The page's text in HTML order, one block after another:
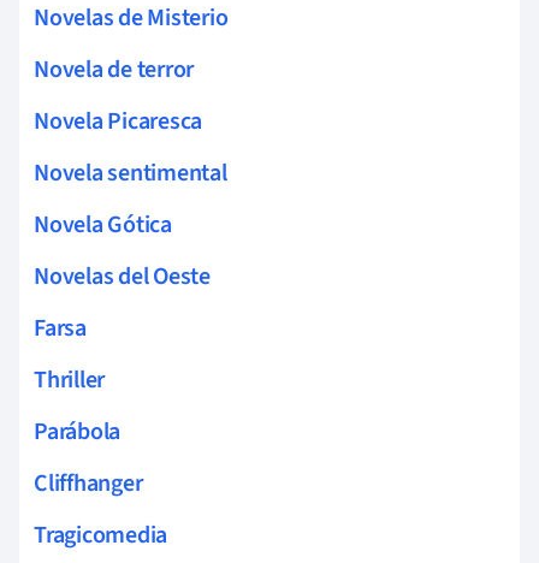
Novelas de Misterio
Novela de terror
Novela Picaresca
Novela sentimental
Novela Gótica
Novelas del Oeste
Farsa
Thriller
Parábola
Cliffhanger
Tragicomedia